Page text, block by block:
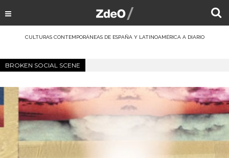
CULTURAS CONTEMPORÁNEAS DE ESPAÑA Y LATINOAMÉRICA A DIARIO
BROKEN SOCIAL SCENE